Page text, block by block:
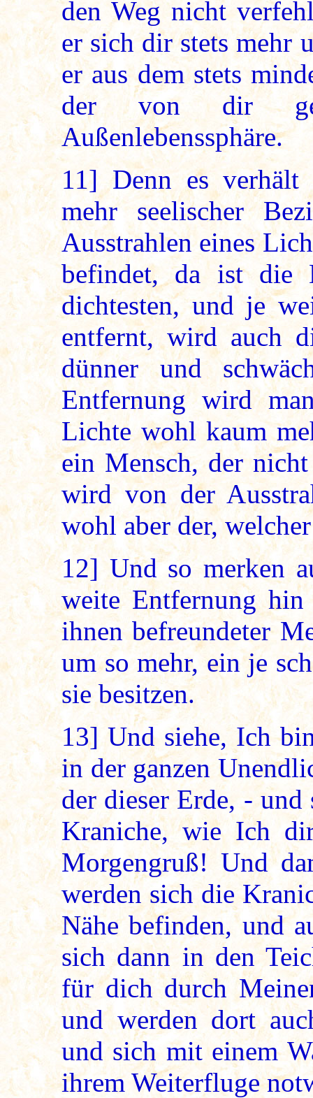
den Weg nicht
er sich dir stets mehr
er aus dem stets
der von dir
Außenlebenssphäre.
11] Denn es
mehr seelischer
Ausstrahlen eines
befindet, da ist die
dichtesten, und je
entfernt, wird auch
dünner und
Entfernung wird
Lichte wohl kaum
ein Mensch, der
wird von der
wohl aber der,
12] Und so merken
weite Entfernung hin
ihnen befreundeter
um so mehr, ein je
sie besitzen.
13] Und siehe, Ich
in der ganzen
der dieser Erde, - und
Kraniche, wie Ich
Morgengruß! Und
werden sich die
Nähe befinden, und
sich dann in den
für dich durch
und werden dort
und sich mit einem
ihrem Weiterfluge